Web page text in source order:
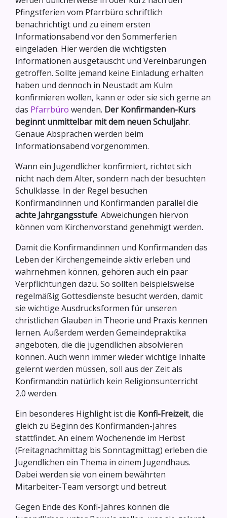
Pfingstferien vom Pfarrbüro schriftlich
benachrichtigt und zu einem ersten
Informationsabend vor den Sommerferien
eingeladen. Hier werden die wichtigsten
Informationen ausgetauscht und Vereinbarungen
getroffen. Sollte jemand keine Einladung erhalten
haben und dennoch in Neustadt am Kulm
konfirmieren wollen, kann er oder sie sich gerne an
das Pfarrbüro wenden. Der Konfirmanden-Kurs
beginnt unmittelbar mit dem neuen Schuljahr.
Genaue Absprachen werden beim
Informationsabend vorgenommen.
Wann ein Jugendlicher konfirmiert, richtet sich
nicht nach dem Alter, sondern nach der besuchten
Schulklasse. In der Regel besuchen
Konfirmandinnen und Konfirmanden parallel die
achte Jahrgangsstufe. Abweichungen hiervon
können vom Kirchenvorstand genehmigt werden.
Damit die Konfirmandinnen und Konfirmanden das
Leben der Kirchengemeinde aktiv erleben und
wahrnehmen können, gehören auch ein paar
Verpflichtungen dazu. So sollten beispielsweise
regelmäßig Gottesdienste besucht werden, damit
sie wichtige Ausdrucksformen für unseren
christlichen Glauben in Theorie und Praxis kennen
lernen. Außerdem werden Gemeindepraktika
angeboten, die die jugendlichen absolvieren
können. Auch wenn immer wieder wichtige Inhalte
gelernt werden müssen, soll aus der Zeit als
Konfirmand:in natürlich kein Religionsunterricht
2.0 werden.
Ein besonderes Highlight ist die Konfi-Freizeit, die
gleich zu Beginn des Konfirmanden-Jahres
stattfindet. An einem Wochenende im Herbst
(Freitagnachmittag bis Sonntagmittag) erleben die
Jugendlichen ein Thema in einem Jugendhaus.
Dabei werden sie von einem bewährten
Mitarbeiter-Team versorgt und betreut.
Gegen Ende des Konfi-Jahres können die